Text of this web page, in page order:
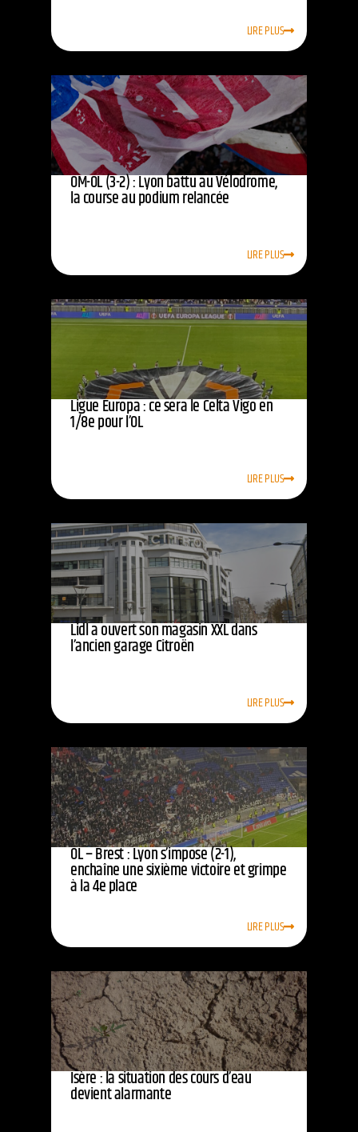
LIRE PLUS
OM-OL (3-2) : Lyon battu au Vélodrome,
la course au podium relancée
LIRE PLUS
Ligue Europa : ce sera le Celta Vigo en
1/8e pour l’OL
LIRE PLUS
Lidl a ouvert son magasin XXL dans
l’ancien garage Citroën
LIRE PLUS
OL – Brest : Lyon s’impose (2-1),
enchaîne une sixième victoire et grimpe
à la 4e place
LIRE PLUS
Isère : la situation des cours d’eau
devient alarmante